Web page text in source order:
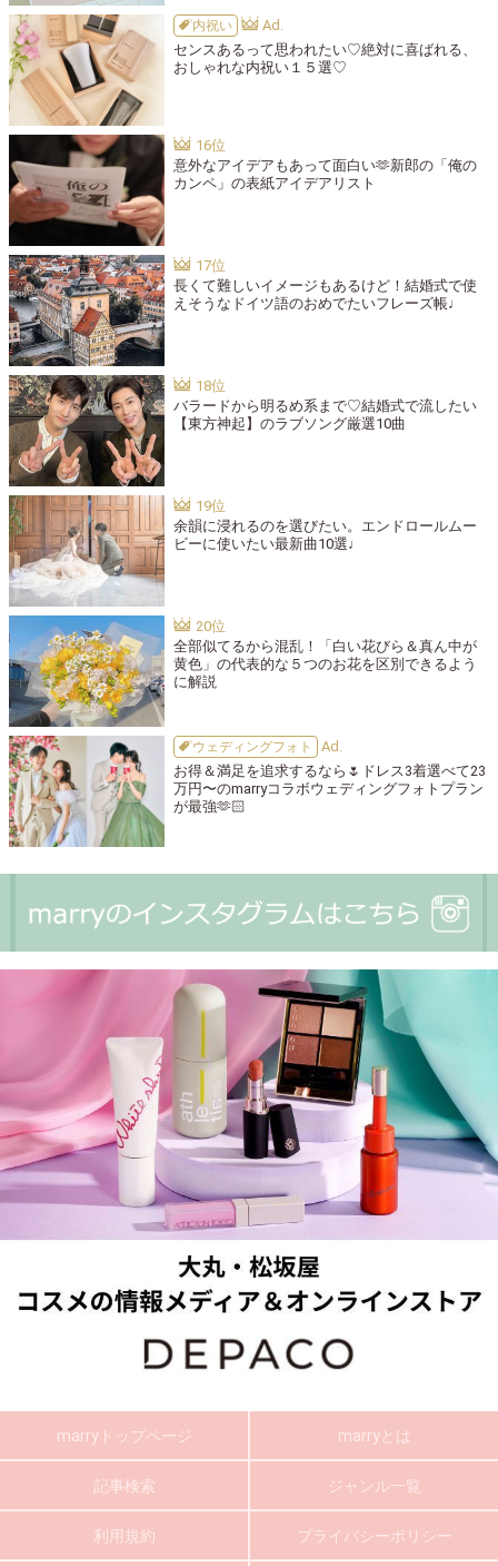
内祝い
センスあるって思われたい♡絶対に喜ばれる、
おしゃれな内祝い１５選♡
意外なアイデアもあって面白い🫶新郎の「俺の
カンペ」の表紙アイデアリスト
長くて難しいイメージもあるけど！結婚式で使
えそうなドイツ語のおめでたいフレーズ帳♩
バラードから明るめ系まで♡結婚式で流したい
【東方神起】のラブソング厳選10曲
余韻に浸れるのを選びたい。エンドロールムー
ビーに使いたい最新曲10選♩
全部似てるから混乱！「白い花びら＆真ん中が
黄色」の代表的な５つのお花を区別できるよう
に解説
ウェディングフォト
お得＆満足を追求するなら🌷ドレス3着選べて23
万円〜のmarryコラボウェディングフォトプラン
が最強🫶🏻
marryトップページ marryとは
記事検索 ジャンル一覧
利用規約 プライバシーポリシー